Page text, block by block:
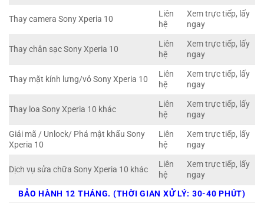
Thay camera Sony Xperia 10
Liên
hệ
Xem trực tiếp, lấy
ngay
Thay chân sạc Sony Xperia 10
Liên
hệ
Xem trực tiếp, lấy
ngay
Thay mặt kính lưng/vỏ Sony Xperia 10
Liên
hệ
Xem trực tiếp, lấy
ngay
Thay loa Sony Xperia 10 khác
Liên
hệ
Xem trực tiếp, lấy
ngay
Giải mã / Unlock/ Phá mật khẩu Sony
Xperia 10
Liên
hệ
Xem trực tiếp, lấy
ngay
Dịch vụ sửa chữa Sony Xperia 10 khác
Liên
hệ
Xem trực tiếp, lấy
ngay
BẢO HÀNH 12 THÁNG. (THỜI GIAN XỬ LÝ: 30-40 PHÚT)